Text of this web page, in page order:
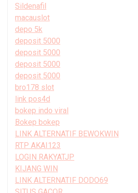
Sildenafil
macauslot
depo 5k
deposit 5000
deposit 5000
deposit 5000
deposit 5000
bro178 slot
link pos4d
bokep indo viral
Bokep bokep
LINK ALTERNATIF BEWOKWIN
RTP AKAI123
LOGIN RAKYATJP
KIJANG WIN
LINK ALTERNATIF DODO69